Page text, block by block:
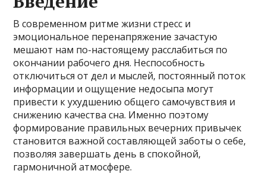
В современном ритме жизни стресс и
эмоциональное перенапряжение зачастую
мешают нам по-настоящему расслабиться по
окончании рабочего дня. Неспособность
отключиться от дел и мыслей, постоянный поток
информации и ощущение недосыпа могут
привести к ухудшению общего самочувствия и
снижению качества сна. Именно поэтому
формирование правильных вечерних привычек
становится важной составляющей заботы о себе,
позволяя завершать день в спокойной,
гармоничной атмосфере.